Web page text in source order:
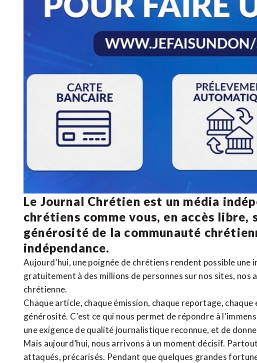
Le Journal Chrétien est un média
chrétiens comme vous, en accès libre,
générosité de la communauté
indépendance.
Aujourd’hui, une poignée de chrétiens rendent possible
gratuitement à des millions de personnes sur nos sites, nos
chrétienne.
Chaque article, chaque émission, chaque reportage,
générosité. C’est ce qui nous permet de répondre à
une exigence de qualité journalistique reconnue, et de
Mais aujourd’hui, nous arrivons à un moment décisif.
attaqués, précarisés. Pendant que quelques grandes